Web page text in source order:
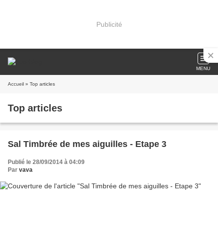
Publicité
MENU
Accueil » Top articles
Top articles
Sal Timbrée de mes aiguilles - Etape 3
Publié le 28/09/2014 à 04:09
Par vava